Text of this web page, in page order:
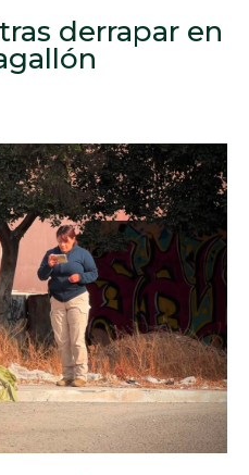
derrapar en